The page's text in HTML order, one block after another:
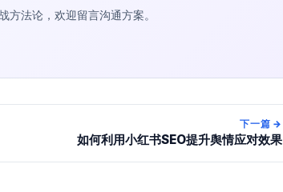
法论，欢迎留言沟通方案。
下一篇 →
如何利用小红书SEO提升舆情应对效果